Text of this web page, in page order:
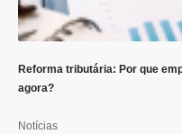
Reforma tributária: Por que
agora?
Notícias